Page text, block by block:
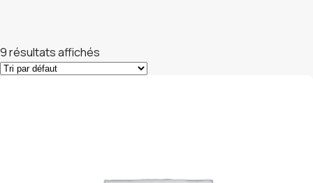
9 résultats affichés